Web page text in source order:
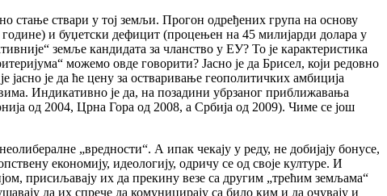
стање ствари у тој земљи. Прогон одређених група на основу
и буџетски дефицит (процењен на 45 милијарди долара у
земље кандидата за чланство у ЕУ? То је карактеристика
можемо овде говорити? Јасно је да Брисел, који редовно
је да ће цену за остваривање геополитичких амбиција
Индикативно је да, на позадини убрзаног приближавања
од 2004, Црна Гора од 2008, а Србија од 2009). Чиме се још
„вредности“. А ипак чекају у реду, не добијају бонусе,
економију, идеологију, одричу се од своје културе. И
присиљавају их да прекину везе са другим „трећим земљама“
да их спрече да комуницирају са било ким и да очувају и